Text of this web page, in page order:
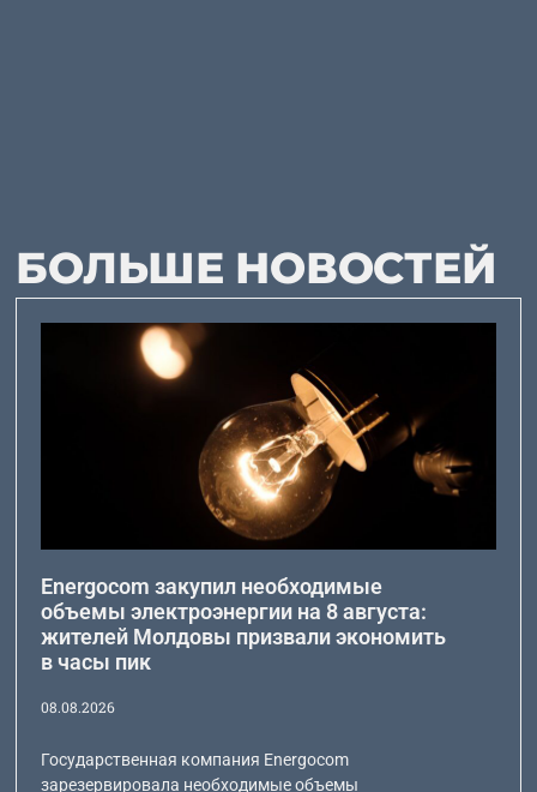
БОЛЬШЕ НОВОСТЕЙ
Energocom закупил необходимые
объемы электроэнергии на 8 августа:
жителей Молдовы призвали экономить
в часы пик
08.08.2026
Государственная компания Energocom
зарезервировала необходимые объемы